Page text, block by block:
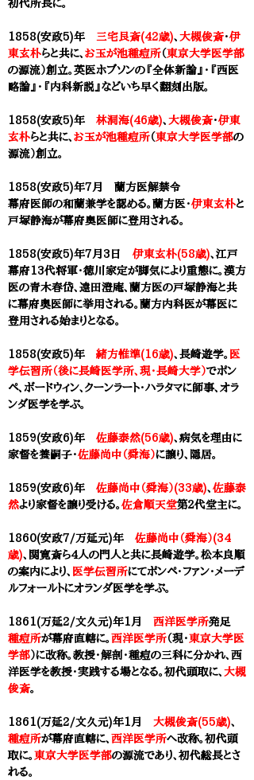
初代所長に。
1858(安政5)年 三宅艮斎(42歳)、 大槻俊斎・伊
東玄朴らと共に、 お玉が池種痘所（東京大学医学部
の源流）創立。英医ホブソンの『全体新論』・『西医
略論』・『内科新説』などいち早く翻刻出版。
1858(安政5)年 林洞海(46歳)、 大槻俊斎・伊東
玄朴らと共に、 お玉が池種痘所（東京大学医学部の
源流）創立。
1858(安政5)年7月 蘭方医解禁令
幕府医師の和蘭兼学を認める。蘭方医・伊東玄朴と
戸塚静海が幕府奧医師に登用される。
1858(安政5)年7月3日 伊東玄朴(58歳)、江戸
幕府13代将軍・徳川家定が脚気により重態に。漢方
医の青木春岱、遠田澄庵、蘭方医の戸塚静海と共
に幕府奥医師に挙用される。蘭方内科医が幕医に
登用される始まりとなる。
1858(安政5)年 緒方惟準(16歳)、長崎遊学。 医
学伝習所（後に長崎医学所、現・長崎大学）でポン
ペ、ボードウィン、クーンラート・ハラタマに師事、オラ
ンダ医学を学ぶ。
1859(安政6)年 佐藤泰然(56歳)、病気を理由に
家督を養嗣子・佐藤尚中（舜海）に譲り、隠居。
1859(安政6)年 佐藤尚中（舜海）(33歳)、 佐藤泰
然より家督を譲り受ける。 佐倉順天堂第２代堂主に。
1860(安政7/万延元)年 佐藤尚中（舜海）(34
歳)、関寛斎ら4人の門人と共に長崎遊学。 松本良順
の案内により、 医学伝習所にてポンペ・ファン・メーデ
ルフォールトにオランダ医学を学ぶ。
1861(万延2/文久元)年1月 西洋医学所発足
種痘所が幕府直轄に。 西洋医学所（現・東京大学医
学部）に改称。教授・解剖・種痘の三科に分かれ、西
洋医学を教授・実践する場となる。初代頭取に、 大槻
俊斎。
1861(万延2/文久元)年1月 大槻俊斎(55歳)、
種痘所が幕府直轄に、 西洋医学所へ改称。初代頭
取に。 東京大学医学部の源流であり、初代総長とさ
れる。